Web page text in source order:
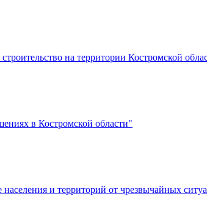
на территории Костромской
в Костромской области"
и территорий от чрезвычайных